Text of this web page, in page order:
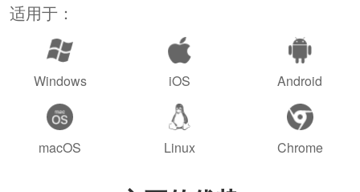
适用于：
Windows iOS Android
macOS Linux Chrome